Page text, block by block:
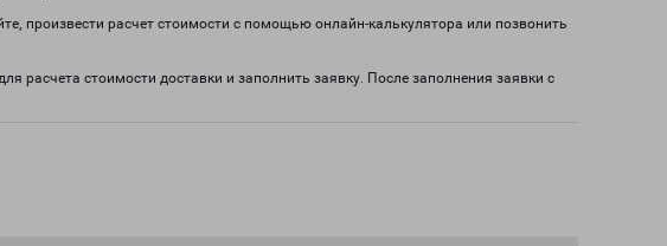
произвести расчет стоимости с помощью онлайн-калькулятора или позвонить
расчета стоимости доставки и заполнить заявку. После заполнения заявки с